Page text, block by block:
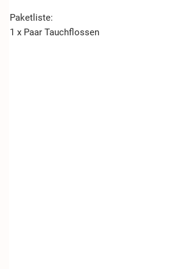
Paketliste:
1 x Paar Tauchflossen